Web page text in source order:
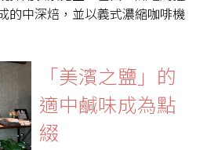
的中深焙，並以義式濃縮咖啡機
「美濱之鹽」的
適中鹹味成為點
綴